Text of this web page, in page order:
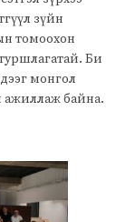
зүйн
томоохон
Би
монгол
ажиллаж байна.